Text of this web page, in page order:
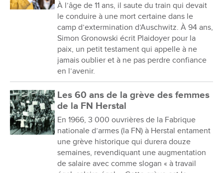
À l’âge de 11 ans, il saute du train qui devait
le conduire à une mort certaine dans le
camp d’extermination d’Auschwitz. À 94 ans,
Simon Gronowski écrit Plaidoyer pour la
paix, un petit testament qui appelle à ne
jamais oublier et à ne pas perdre confiance
en l’avenir.
Les 60 ans de la grève des femmes
de la FN Herstal
En 1966, 3 000 ouvrières de la Fabrique
nationale d’armes (la FN) à Herstal entament
une grève historique qui durera douze
semaines, revendiquant une augmentation
de salaire avec comme slogan « à travail